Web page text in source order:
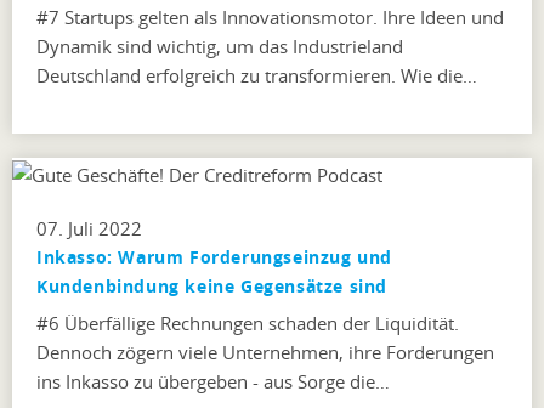
#7 Startups gelten als Innovationsmotor. Ihre Ideen und
Dynamik sind wichtig, um das Industrieland
Deutschland erfolgreich zu transformieren. Wie die…
07. Juli 2022
Inkasso: Warum Forderungseinzug und
Kundenbindung keine Gegensätze sind
#6 Überfällige Rechnungen schaden der Liquidität.
Dennoch zögern viele Unternehmen, ihre Forderungen
ins Inkasso zu übergeben - aus Sorge die…